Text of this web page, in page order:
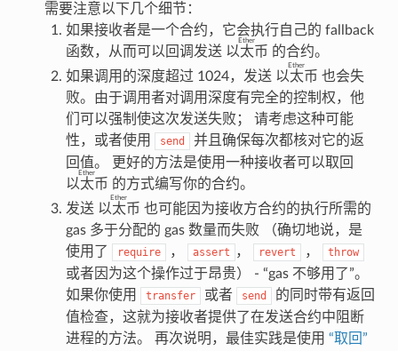
需要注意以下几个细节：
如果接收者是一个合约，它会执行自己的 fallback
函数，从而可以回调发送 以太币
Ether
的合约。
如果调用的深度超过 1024，发送 以太币
Ether
也会失
败。由于调用者对调用深度有完全的控制权，他
们可以强制使这次发送失败； 请考虑这种可能
性，或者使用
send
并且确保每次都核对它的返
回值。 更好的方法是使用一种接收者可以取回
以太币
Ether
的方式编写你的合约。
发送 以太币
Ether
也可能因为接收方合约的执行所需的
gas 多于分配的 gas 数量而失败 （确切地说，是
使用了
require ， assert ， revert ， throw
或者因为这个操作过于昂贵） - “gas 不够用了”。
如果你使用
transfer 或者 send
的同时带有返回
值检查，这就为接收者提供了在发送合约中阻断
进程的方法。 再次说明，最佳实践是使用 “取回”